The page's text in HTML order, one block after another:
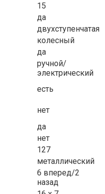
15
да
двухступенчатая
колесный
да
ручной/
электрический
есть
нет
да
нет
127
металлический
6 вперед/2
назад